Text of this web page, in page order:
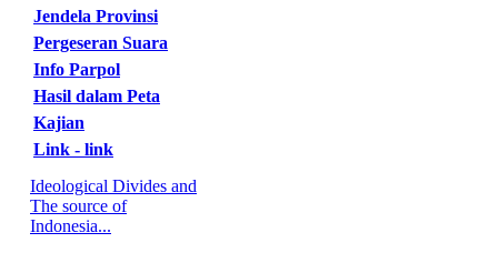
Jendela Provinsi
Pergeseran Suara
Info Parpol
Hasil dalam Peta
Kajian
Link - link
Ideological Divides and
The source of
Indonesia...